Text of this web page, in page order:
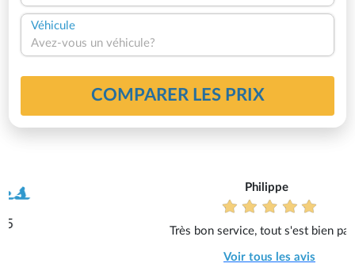
Véhicule
Avez-vous un véhicule?
COMPARER LES PRIX
Très bon service, tout s'est bien passé.